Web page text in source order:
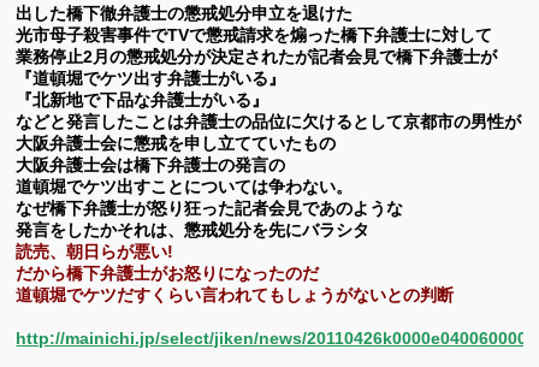
出した橋下徹弁護士の懲戒処分申立を退けた
光市母子殺害事件でTVで懲戒請求を煽った橋下弁護士に対して
業務停止2月の懲戒処分が決定されたが記者会見で橋下弁護士が
『道頓堀でケツ出す弁護士がいる』
『北新地で下品な弁護士がいる』
などと発言したことは弁護士の品位に欠けるとして京都市の男性が
大阪弁護士会に懲戒を申し立てていたもの
大阪弁護士会は橋下弁護士の発言の
道頓堀でケツ出すことについては争わない。
なぜ橋下弁護士が怒り狂った記者会見であのような
発言をしたかそれは、懲戒処分を先にバラシタ
読売、朝日らが悪い!
だから橋下弁護士がお怒りになったのだ
道頓堀でケツだすくらい言われてもしょうがないとの判断
http://mainichi.jp/select/jiken/news/